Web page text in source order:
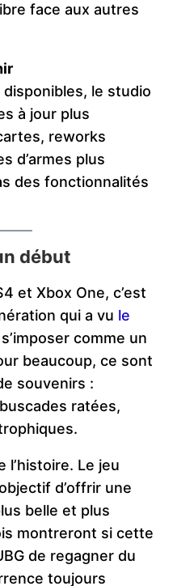
face aux autres
le studio
à jour plus
reworks
d’armes plus
des fonctionnalités
début
et Xbox One, c’est
qui a vu le
comme un
beaucoup, ce sont
souvenirs :
ratées,
l’histoire. Le jeu
d’offrir une
belle et plus
montreront si cette
de regagner du
toujours